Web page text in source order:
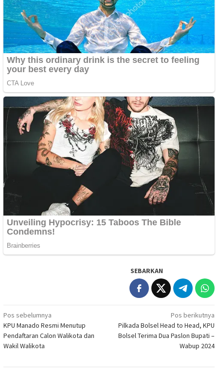
SEBARKAN
Navigasi
pos
Pos sebelumnya
KPU Manado Resmi Menutup
Pendaftaran Calon Walikota dan
Wakil Walikota
Pos berikutnya
Pilkada Bolsel Head to Head, KPU
Bolsel Terima Dua Paslon Bupati –
Wabup 2024